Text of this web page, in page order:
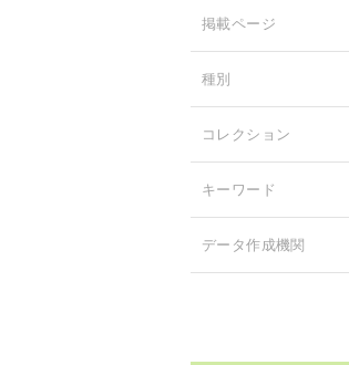
掲載ページ
種別
コレクション
キーワード
データ作成機関